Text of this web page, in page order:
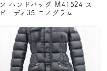
ン ハンドバッグ M41524 ス
ピーディ35 モノグラム